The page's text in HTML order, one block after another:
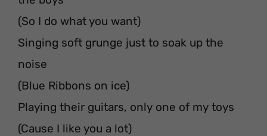
(So I do what you want)
Singing soft grunge just to soak up the
noise
(Blue Ribbons on ice)
Playing their guitars, only one of my toys
(Cause I like you a lot)